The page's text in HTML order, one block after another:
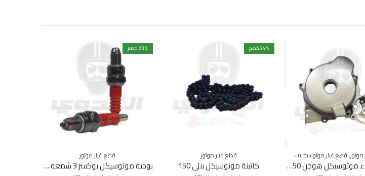
,قطع غيار موتوسيكلات
وش كهرباء موتوسيكل هوجن V250
24% خصم
قطع غيار موتور
كاتينة موتوسيكل بنلي 150
23% خصم
قطع غيار موتور
بوجيه موتوسيكل بوكسر 3 شمعه A7TC